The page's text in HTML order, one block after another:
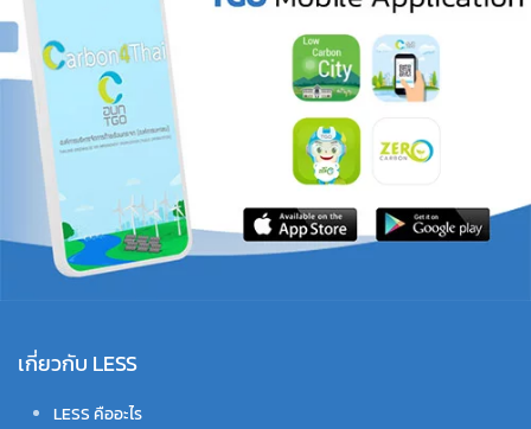
เกี่ยวกับ LESS
LESS คืออะไร